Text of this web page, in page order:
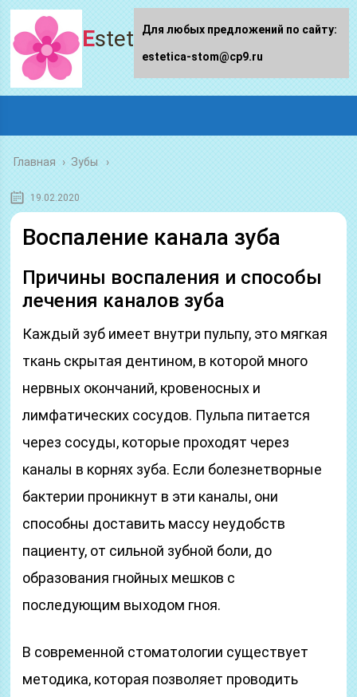
Estetica-stom.ru
Главная › Зубы
19.02.2020
Воспаление канала зуба
Причины воспаления и способы
лечения каналов зуба
Каждый зуб имеет внутри пульпу, это мягкая
ткань скрытая дентином, в которой много
нервных окончаний, кровеносных и
лимфатических сосудов. Пульпа питается
через сосуды, которые проходят через
каналы в корнях зуба. Если болезнетворные
бактерии проникнут в эти каналы, они
способны доставить массу неудобств
пациенту, от сильной зубной боли, до
образования гнойных мешков с
последующим выходом гноя.
В современной стоматологии существует
методика, которая позволяет проводить
Для любых предложений по сайту:
estetica-stom@cp9.ru